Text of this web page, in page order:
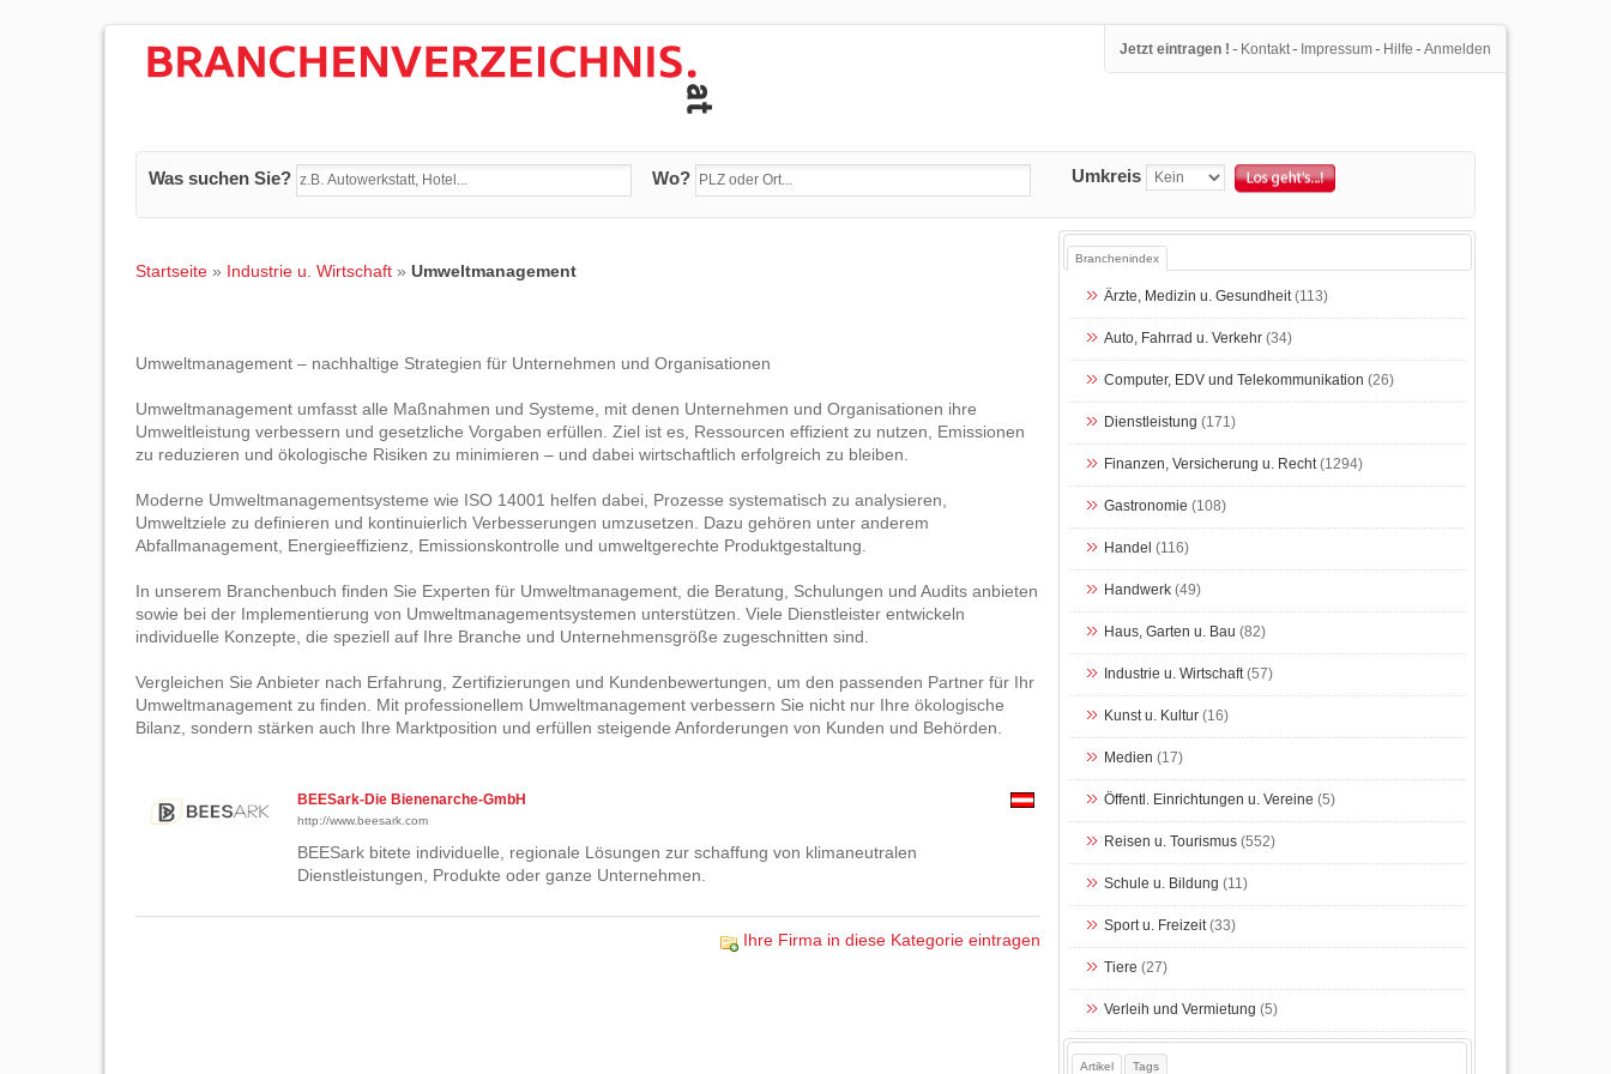
Jetzt eintragen ! - Kontakt- Impressum- Hilfe - Anmelden
Was suchen Sie? Wo? Umkreis
Startseite » Industrie u. Wirtschaft » Umweltmanagement
Umweltmanagement – nachhaltige Strategien für Unternehmen und Organisationen
Umweltmanagement umfasst alle Maßnahmen und Systeme, mit denen Unternehmen und Organisationen ihre
Umweltleistung verbessern und gesetzliche Vorgaben erfüllen. Ziel ist es, Ressourcen effizient zu nutzen, Emissionen
zu reduzieren und ökologische Risiken zu minimieren – und dabei wirtschaftlich erfolgreich zu bleiben.
Moderne Umweltmanagementsysteme wie ISO 14001 helfen dabei, Prozesse systematisch zu analysieren,
Umweltziele zu definieren und kontinuierlich Verbesserungen umzusetzen. Dazu gehören unter anderem
Abfallmanagement, Energieeffizienz, Emissionskontrolle und umweltgerechte Produktgestaltung.
In unserem Branchenbuch finden Sie Experten für Umweltmanagement, die Beratung, Schulungen und Audits anbieten
sowie bei der Implementierung von Umweltmanagementsystemen unterstützen. Viele Dienstleister entwickeln
individuelle Konzepte, die speziell auf Ihre Branche und Unternehmensgröße zugeschnitten sind.
Vergleichen Sie Anbieter nach Erfahrung, Zertifizierungen und Kundenbewertungen, um den passenden Partner für Ihr
Umweltmanagement zu finden. Mit professionellem Umweltmanagement verbessern Sie nicht nur Ihre ökologische
Bilanz, sondern stärken auch Ihre Marktposition und erfüllen steigende Anforderungen von Kunden und Behörden.
BEESark-Die Bienenarche-GmbH
http://www.beesark.com
BEESark bitete individuelle, regionale Lösungen zur schaffung von klimaneutralen
Dienstleistungen, Produkte oder ganze Unternehmen.
Ihre Firma in diese Kategorie eintragen
Branchenindex
Ärzte, Medizin u. Gesundheit(113)
Auto, Fahrrad u. Verkehr(34)
Computer, EDV und Telekommunikation (26)
Dienstleistung (171)
Finanzen, Versicherung u. Recht(1294)
Gastronomie (108)
Handel (116)
Handwerk(49)
Haus, Garten u. Bau (82)
Industrie u. Wirtschaft(57)
Kunst u. Kultur(16)
Medien (17)
Öffentl. Einrichtungen u. Vereine (5)
Reisen u. Tourismus(552)
Schule u. Bildung (11)
Sport u. Freizeit(33)
Tiere (27)
Verleih und Vermietung (5)
Artikel Tags